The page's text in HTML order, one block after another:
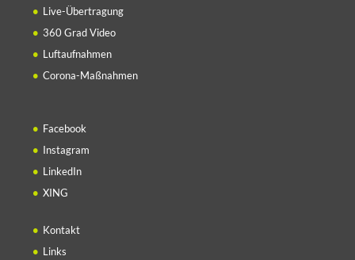
Facebook
Instagram
LinkedIn
XING
Kontakt
Links
Live-Übertragung
360 Grad Video
Luftaufnahmen
Corona-Maßnahmen